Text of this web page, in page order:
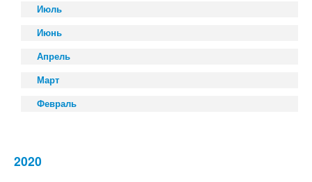
Июль
Июнь
Апрель
Март
Февраль
2020